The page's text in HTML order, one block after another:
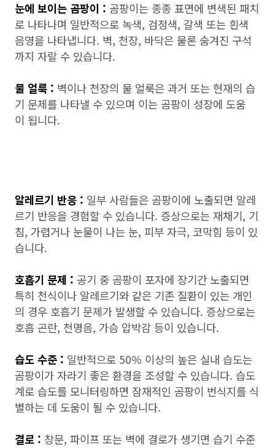
눈에 보이는 곰팡이 : 곰팡이는 종종 표면에 변색된 패치
로 나타나며 일반적으로 녹색, 검정색, 갈색 또는 흰색
음영을 나타냅니다. 벽, 천장, 바닥은 물론 숨겨진 구석
까지 자랄 수 있습니다.
물 얼룩 : 벽이나 천장의 물 얼룩은 과거 또는 현재의 습
기 문제를 나타낼 수 있으며 이는 곰팡이 성장에 도움
이 됩니다.
알레르기 반응 : 일부 사람들은 곰팡이에 노출되면 알레
르기 반응을 경험할 수 있습니다. 증상으로는 재채기, 기
침, 가렵거나 눈물이 나는 눈, 피부 자극, 코막힘 등이 있
습니다.
호흡기 문제 : 공기 중 곰팡이 포자에 장기간 노출되면
특히 천식이나 알레르기와 같은 기존 질환이 있는 개인
의 경우 호흡기 문제가 발생할 수 있습니다. 증상으로는
호흡 곤란, 천명음, 가슴 압박감 등이 있습니다.
습도 수준 : 일반적으로 50% 이상의 높은 실내 습도는
곰팡이가 자라기 좋은 환경을 조성할 수 있습니다. 습도
계로 습도를 모니터링하면 잠재적인 곰팡이 번식지를 식
별하는 데 도움이 될 수 있습니다.
결로 : 창문, 파이프 또는 벽에 결로가 생기면 습기 수준